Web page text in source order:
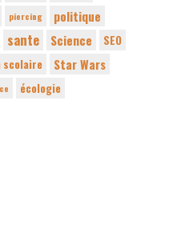
piercing politique
sante Science
SEO
scolaire Star Wars
écologie